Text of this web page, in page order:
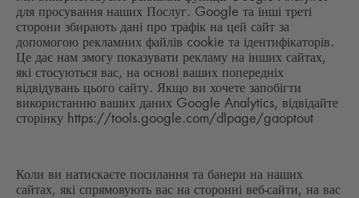
для просування наших Послуг. Google та інші треті
сторони збирають дані про трафік на цей сайт за
допомогою рекламних файлів cookie та ідентифікаторів.
Це дає нам змогу показувати рекламу на інших сайтах,
які стосуються вас, на основі ваших попередніх
відвідувань цього сайту. Якщо ви хочете запобігти
використанню ваших даних Google Analytics, відвідайте
сторінку https://tools.google.com/dlpage/gaoptout
Коли ви натискаєте посилання та банери на наших
сайтах, які спрямовують вас на сторонні веб-сайти, на вас